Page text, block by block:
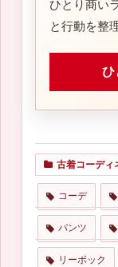
ひとり商い
と行動を整
ひ
古着コーディ
コーデ
パンツ
リーボック